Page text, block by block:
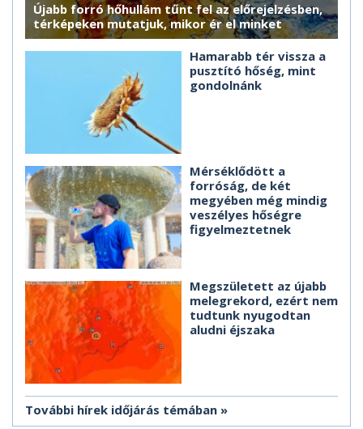
Újabb forró hőhullám tűnt fel az előrejelzésben,
térképeken mutatjuk, mikor ér el minket
Hamarabb tér vissza a
pusztító hőség, mint
gondolnánk
Mérséklődött a
forróság, de két
megyében még mindig
veszélyes hőségre
figyelmeztetnek
Megszületett az újabb
melegrekord, ezért nem
tudtunk nyugodtan
aludni éjszaka
További hírek időjárás témában